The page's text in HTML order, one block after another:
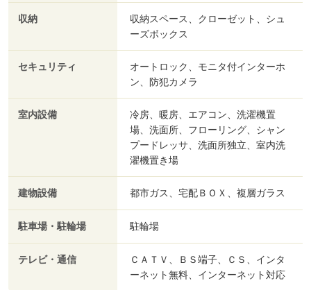
収納
収納スペース、クローゼット、シュ
ーズボックス
セキュリティ
オートロック、モニタ付インターホ
ン、防犯カメラ
室内設備
冷房、暖房、エアコン、洗濯機置
場、洗面所、フローリング、シャン
プードレッサ、洗面所独立、室内洗
濯機置き場
建物設備 都市ガス、宅配ＢＯＸ、複層ガラス
駐車場・駐輪場 駐輪場
テレビ・通信
ＣＡＴＶ、ＢＳ端子、ＣＳ、インタ
ーネット無料、インターネット対応